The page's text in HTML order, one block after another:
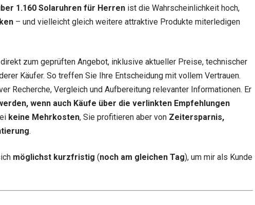
1.160 Solaruhren für Herren ist die Wahrscheinlichkeit hoch,
– und vielleicht gleich weitere attraktive Produkte miterledigen
zum geprüften Angebot, inklusive aktueller Preise, technischer
Käufer. So treffen Sie Ihre Entscheidung mit vollem Vertrauen.
Recherche, Vergleich und Aufbereitung relevanter Informationen. Er
wenn auch Käufe über die verlinkten Empfehlungen
keine Mehrkosten, Sie profitieren aber von Zeitersparnis,
.
möglichst kurzfristig (noch am gleichen Tag), um mir als Kunde